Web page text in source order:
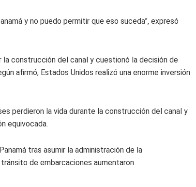
y no puedo permitir que eso suceda”, expresó
construcción del canal y cuestionó la decisión de
afirmó, Estados Unidos realizó una enorme inversión
perdieron la vida durante la construcción del canal y
equivocada.
tras asumir la administración de la
de embarcaciones aumentaron